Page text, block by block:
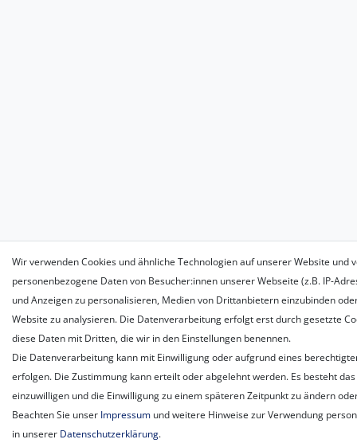
Wir verwenden Cookies und ähnliche Technologien auf unserer Website und
personenbezogene Daten von Besucher:innen unserer Webseite (z.B. IP-
und Anzeigen zu personalisieren, Medien von Drittanbietern einzubinden
Website zu analysieren. Die Datenverarbeitung erfolgt erst durch gesetzte
diese Daten mit Dritten, die wir in den Einstellungen benennen.
Die Datenverarbeitung kann mit Einwilligung oder aufgrund eines
erfolgen. Die Zustimmung kann erteilt oder abgelehnt werden. Es besteht das
einzuwilligen und die Einwilligung zu einem späteren Zeitpunkt zu ändern
Beachten Sie unser Impressum und weitere Hinweise zur Verwendung
in unserer Daten­schutz­erklärung.